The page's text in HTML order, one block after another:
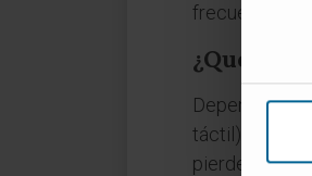
frecuencia
¿Qué
Depende de
táctil) en la
pierde la